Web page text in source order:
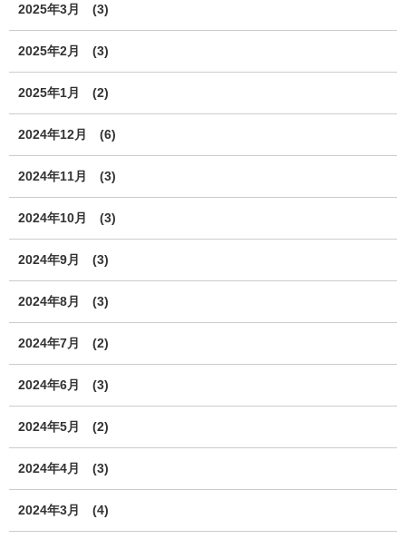
2025年3月 (3)
2025年2月 (3)
2025年1月 (2)
2024年12月 (6)
2024年11月 (3)
2024年10月 (3)
2024年9月 (3)
2024年8月 (3)
2024年7月 (2)
2024年6月 (3)
2024年5月 (2)
2024年4月 (3)
2024年3月 (4)